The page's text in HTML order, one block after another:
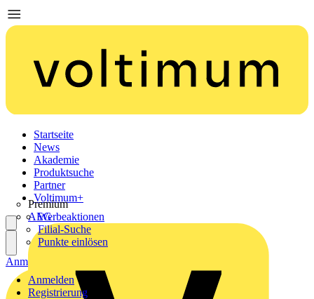
Startseite
News
Akademie
Produktsuche
Partner
Premium
AEG
Voltimum+
Werbeaktionen
Filial-Suche
Punkte einlösen
Anmelden
Registrierung
Anmelden